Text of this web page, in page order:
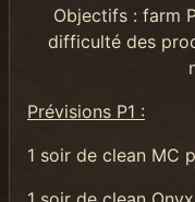
Objectifs : farm
difficulté des
Prévisions P1 :
1 soir de clean MC